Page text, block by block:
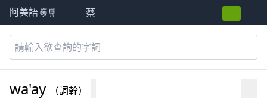
阿美語萌典 蔡
wa'ay （詞幹）